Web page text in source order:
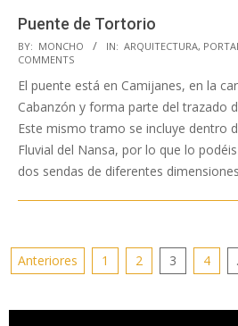
Puente de Tortorio
2023-
04-
17
BY: MONCHO IN: ARQUITECTURA,
COMMENTS
El puente está en Camijanes, en la
Cabanzón y forma parte del trazado
Este mismo tramo se incluye dentro
Fluvial del Nansa, por lo que lo
dos sendas de diferentes
Paginación
entradas
Anteriores 1 2 3 4